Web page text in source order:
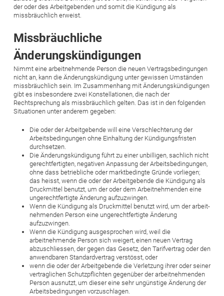
der oder des Arbeitgebenden und somit die Kündigung als
missbräuchlich erweist.
Missbräuchliche
Änderungskündigungen
Nimmt eine arbeitnehmende Person die neuen Vertragsbedingungen
nicht an, kann die Änderungskündigung unter gewissen Umständen
missbräuchlich sein. Im Zusammenhang mit Änderungskündigungen
gibt es insbesondere zwei Konstellationen, die nach der
Rechtsprechung als missbräuchlich gelten. Das ist in den folgenden
Situationen unter anderem gegeben:
Die oder der Arbeitgebende will eine Verschlechterung der
Arbeitsbedingungen ohne Einhaltung der Kündigungsfristen
durchsetzen.
Die Änderungskündigung führt zu einer unbilligen, sachlich nicht
gerechtfertigten, negativen Anpassung der Arbeitsbedingungen,
ohne dass betriebliche oder marktbedingte Gründe vorliegen;
das heisst, wenn die oder der Arbeitgebende die Kündigung als
Druckmittel benutzt, um der oder dem Arbeitnehmenden eine
ungerechtfertigte Änderung aufzuzwingen.
Wenn die Kündigung als Druckmittel benutzt wird, um der arbeit­
nehmenden Person eine ungerechtfertigte Änderung
aufzuzwingen.
Wenn die Kündigung ausgesprochen wird, weil die
arbeitnehmende Person sich weigert, einen neuen Vertrag
abzuschliessen, der gegen das Gesetz, den Tarifvertrag oder den
anwendbaren Standardvertrag verstösst, oder
wenn die oder der Arbeitgebende die Verletzung ihrer oder seiner
vertraglichen Schutzpflichten gegenüber der arbeitnehmenden
Person ausnutzt, um dieser eine sehr ungünstige Änderung der
Arbeitsbedingungen vorzuschlagen.